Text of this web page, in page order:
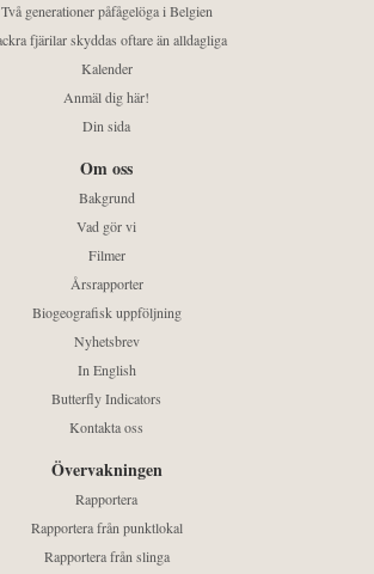
Två generationer påfågelöga i Belgien
fjärilar skyddas oftare än alldagliga
Kalender
Anmäl dig här!
Din sida
Om oss
Bakgrund
Vad gör vi
Filmer
Årsrapporter
Biogeografisk uppföljning
Nyhetsbrev
In English
Butterfly Indicators
Kontakta oss
Övervakningen
Rapportera
Rapportera från punktlokal
Rapportera från slinga